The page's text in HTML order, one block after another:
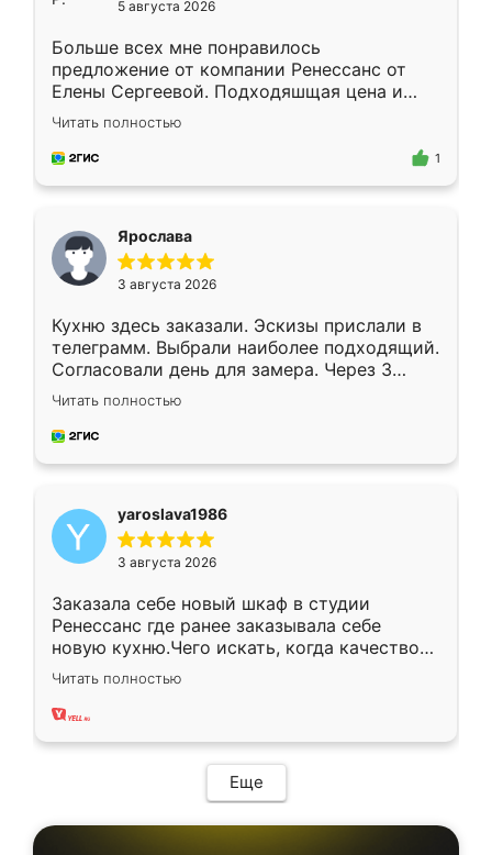
5 августа 2026
Больше всех мне понравилось
предложение от компании Ренессанс от
Елены Сергеевой. Подходяшщая цена и
короткие сроки изготовления. Приехавший
для замера сотрудник Владислав
предложил по моему эскизу самый
Читать полностью
1
Ярослава
3 августа 2026
Кухню здесь заказали. Эскизы прислали в
телеграмм. Выбрали наиболее подходящий.
Согласовали день для замера. Через 3
недели кухня была уже готова. Остались
довольны работой. Спасибо Ренессанс
мебель за качественную работу!
Читать полностью
yaroslava1986
3 августа 2026
Заказала себе новый шкаф в студии
Ренессанс где ранее заказывала себе
новую кухню.Чего искать, когда качеством
вполне довольна. Служит кухня уже почти
два года, нареканий нет.
Читать полностью
Еще